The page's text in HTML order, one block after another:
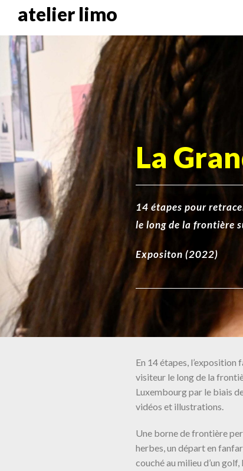
atelier limo
La
14 étapes pour
le long de la frontière
Expositon (2022)
En 14 étapes, l’exposition
visiteur le long de la
Luxembourg par le biais
vidéos et illustrations.
Une borne de frontière
herbes, un départ en
couché au milieu d’un